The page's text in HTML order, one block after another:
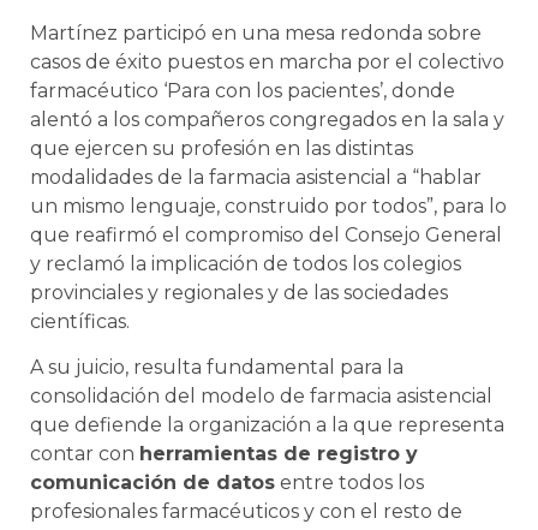
Martínez participó en una mesa redonda sobre
casos de éxito puestos en marcha por el colectivo
farmacéutico ‘Para con los pacientes’, donde
alentó a los compañeros congregados en la sala y
que ejercen su profesión en las distintas
modalidades de la farmacia asistencial a “hablar
un mismo lenguaje, construido por todos”, para lo
que reafirmó el compromiso del Consejo General
y reclamó la implicación de todos los colegios
provinciales y regionales y de las sociedades
científicas.
A su juicio, resulta fundamental para la
consolidación del modelo de farmacia asistencial
que defiende la organización a la que representa
contar con herramientas de registro y
comunicación de datos entre todos los
profesionales farmacéuticos y con el resto de